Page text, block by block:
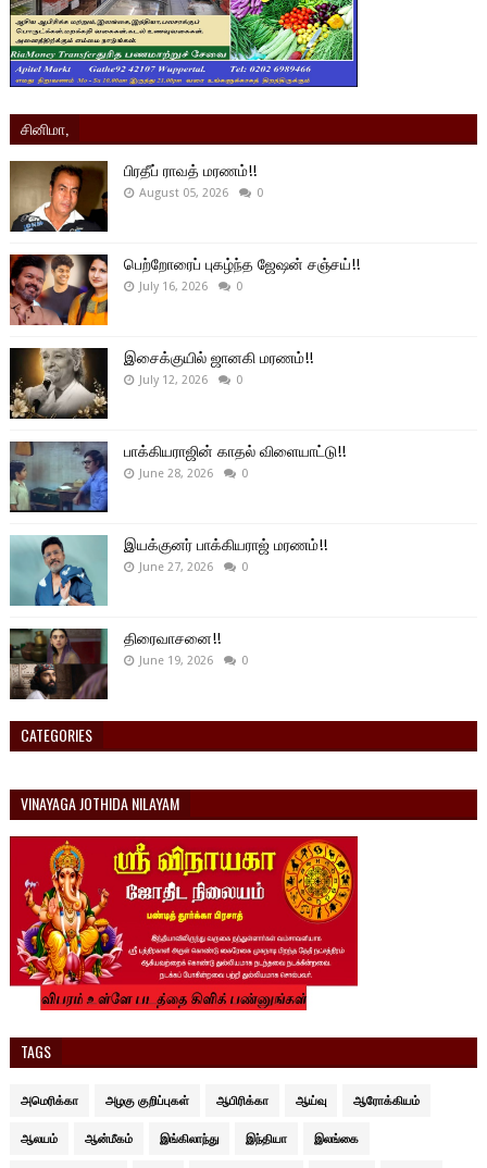
சினிமா,
பிரதீப் ராவத் மரணம்!!
August 05, 2026 0
பெற்றோரைப் புகழ்ந்த ஜேஷன் சஞ்சய்!!
July 16, 2026 0
இசைக்குயில் ஜானகி மரணம்!!
July 12, 2026 0
பாக்கியராஜின் காதல் விளையாட்டு!!
June 28, 2026 0
இயக்குனர் பாக்கியராஜ் மரணம்!!
June 27, 2026 0
திரைவாசனை!!
June 19, 2026 0
CATEGORIES
VINAYAGA JOTHIDA NILAYAM
TAGS
அமெரிக்கா அழகு குறிப்புகள் ஆபிரிக்கா ஆய்வு ஆரோக்கியம்
ஆலயம் ஆன்மீகம் இங்கிலாந்து இந்தியா இலங்கை